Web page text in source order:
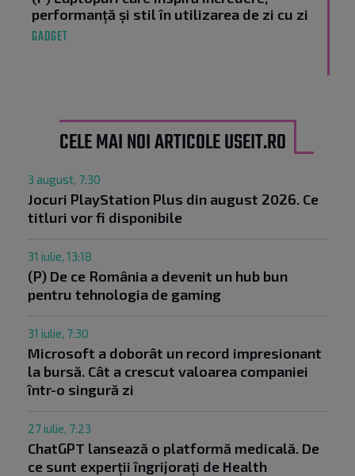
performanță și stil în utilizarea de zi cu zi
GADGET
CELE MAI NOI ARTICOLE USEIT.RO
3 august, 7:30
Jocuri PlayStation Plus din august 2026. Ce
titluri vor fi disponibile
31 iulie, 13:18
(P) De ce România a devenit un hub bun
pentru tehnologia de gaming
31 iulie, 7:30
Microsoft a doborât un record impresionant
la bursă. Cât a crescut valoarea companiei
într-o singură zi
27 iulie, 7:23
ChatGPT lansează o platformă medicală. De
ce sunt experții îngrijorați de Health